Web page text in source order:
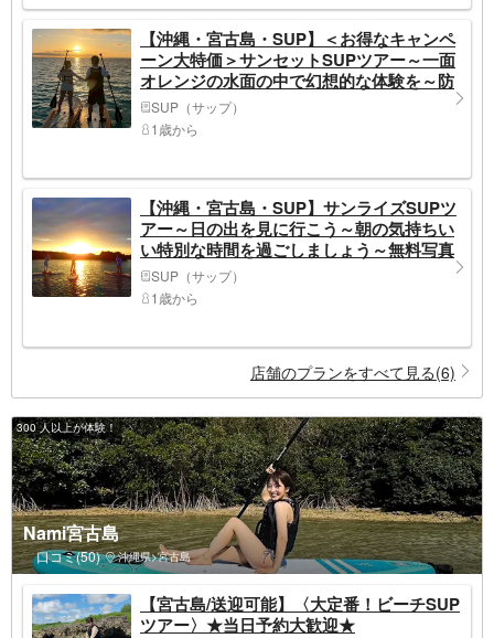
【沖縄・宮古島・SUP】＜お得なキャンペ
ーン大特価＞サンセットSUPツアー～一面
オレンジの水面の中で幻想的な体験を～防
水スピーカー無料貸出 女性・カップル・
ファミリーにおススメ
SUP（サップ）
1歳から
【沖縄・宮古島・SUP】サンライズSUPツ
アー～日の出を見に行こう～朝の気持ちい
い特別な時間を過ごしましょう～無料写真
撮影付き～防水スピーカー無料貸出
SUP（サップ）
1歳から
店舗のプランをすべて見る(6)
300 人以上が体験！
Nami宮古島
口コミ(50) 沖縄県>宮古島
【宮古島/送迎可能】〈大定番！ビーチSUP
ツアー〉★当日予約大歓迎★